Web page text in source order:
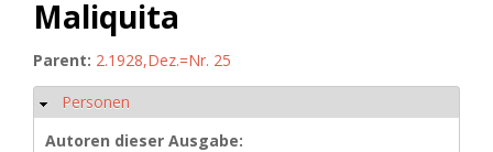
Maliquita
Parent: 2.1928,Dez.=Nr. 25
Hide
Personen
Autoren dieser Ausgabe: